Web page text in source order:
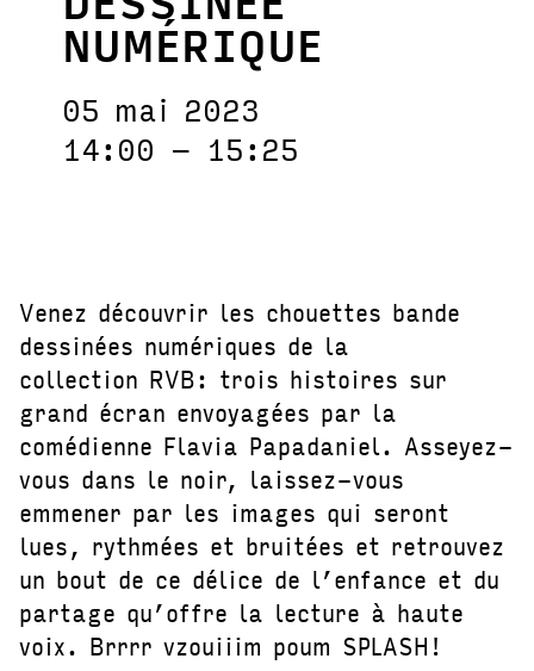
NUMÉRIQUE
05 mai 2023
14:00 – 15:25
Venez découvrir les chouettes bande
dessinées numériques de la
collection RVB: trois histoires sur
grand écran envoyagées par la
comédienne Flavia Papadaniel. Asseyez-
vous dans le noir, laissez-vous
emmener par les images qui seront
lues, rythmées et bruitées et retrouvez
un bout de ce délice de l’enfance et du
partage qu’offre la lecture à haute
voix. Brrrr vzouiiim poum SPLASH!